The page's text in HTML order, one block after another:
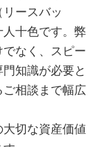
ースバッ
十色です。弊
なく、スピー
知識が必要と
相談まで幅広
切な資産価値